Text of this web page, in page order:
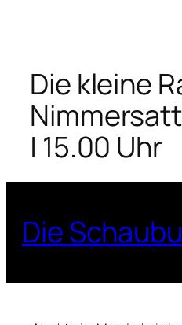
springen
Die kleine
| 15.00 Uhr
Die